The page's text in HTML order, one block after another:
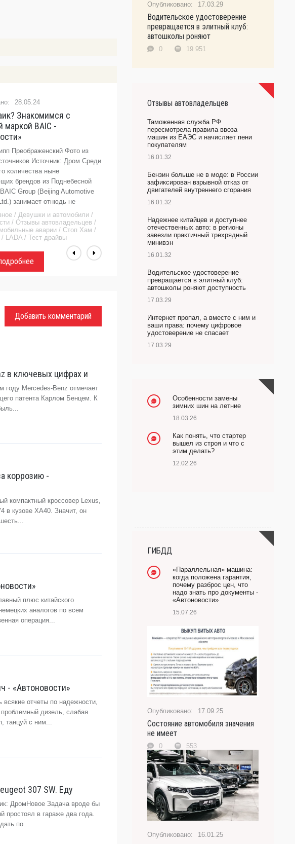
28.05.24
Знакомимся с
маркой BAIC -
Преображенский Фото из
Источник: Дром Среди
количества ныне
брендов из Поднебесной
BAIC Group (Beijing Automotive
занимает отнюдь не
/ Девушки и автомобили /
/ Отзывы автовладельцев /
аварии / Стоп Хам /
LADA / Тест-драйвы
Добавить комментарий
в ключевых цифрах и
году Mercedes-Benz отмечает
патента Карлом Бенцем. К
коррозию -
компактный кроссовер Lexus,
в кузове XA40. Значит, он
плюс китайского
аналогов по всем
операция...
- «Автоновости»
отчеты по надежности,
дизель, слабая
танцуй с ним...
307 SW. Еду
ДромНовое Задача вроде бы
простоял в гараже два года.
по...
17.03.29
Водительское удостоверение
превращается в элитный клуб:
автошколы роняют
0 19 951
Отзывы автовладельцев
Таможенная служба РФ
пересмотрела правила ввоза
машин из ЕАЭС и начисляет пени
покупателям
16.01.32
Бензин больше не в моде: в России
зафиксирован взрывной отказ от
двигателей внутреннего сгорания
16.01.32
Надежнее китайцев и доступнее
отечественных авто: в регионы
завезли практичный трехрядный
минивэн
16.01.32
Водительское удостоверение
превращается в элитный клуб:
автошколы роняют доступность
17.03.29
Интернет пропал, а вместе с ним и
ваши права: почему цифровое
удостоверение не спасает
17.03.29
Особенности замены
зимних шин на летние
18.03.26
Как понять, что стартер
вышел из строя и что с
этим делать?
12.02.26
ГИБДД
«Параллельная» машина:
когда положена гарантия,
почему разброс цен, что
надо знать про документы -
«Автоновости»
15.07.26
17.09.25
Состояние автомобиля значения
не имеет
0 553
16.01.25